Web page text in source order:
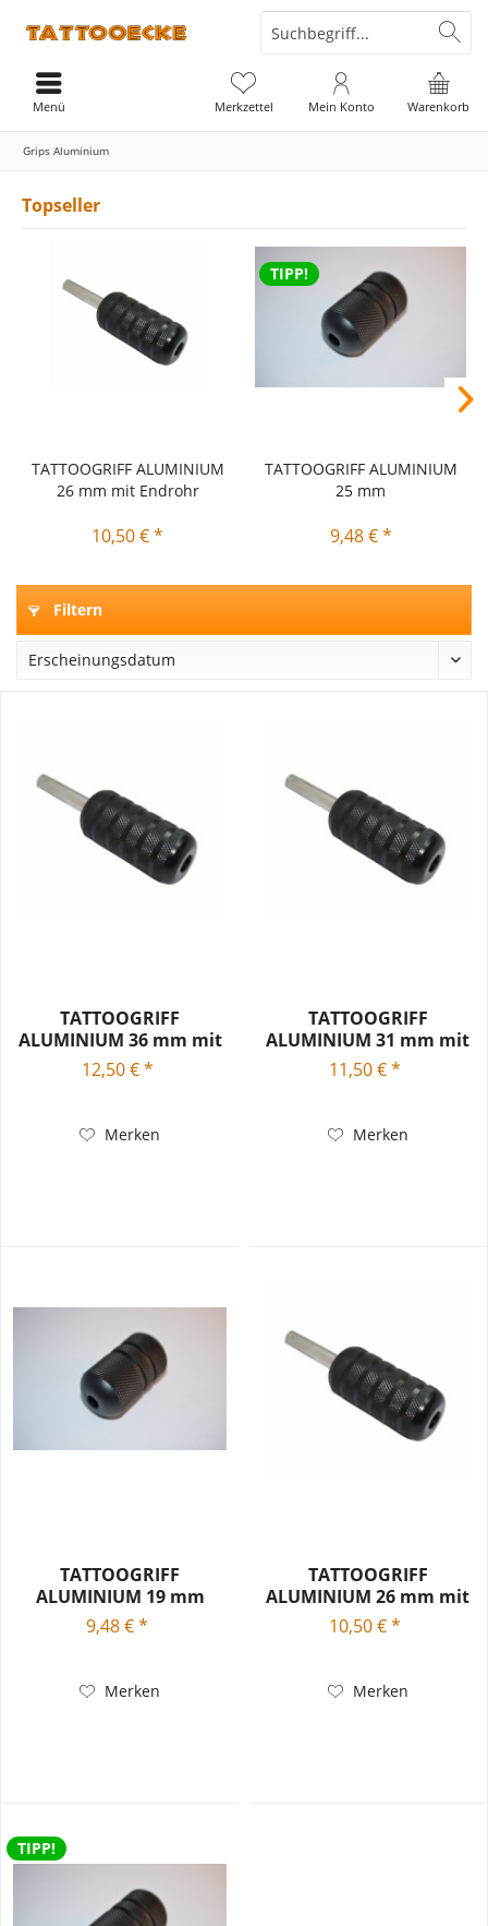
Warenkorb
Merkzettel Mein Konto
Menü
Grips Aluminium
Topseller
TATTOOGRIFF ALUMINIUM
26 mm mit Endrohr
10,50 € *
TIPP!
TATTOOGRIFF ALUMINIUM
25 mm
9,48 € *
Filtern
TATTOOGRIFF
ALUMINIUM 36 mm mit
Endrohr
12,50 € *
Merken
TATTOOGRIFF
ALUMINIUM 31 mm mit
Endrohr
11,50 € *
Merken
TATTOOGRIFF
ALUMINIUM 19 mm
9,48 € *
Merken
TATTOOGRIFF
ALUMINIUM 26 mm mit
Endrohr
10,50 € *
Merken
TIPP!